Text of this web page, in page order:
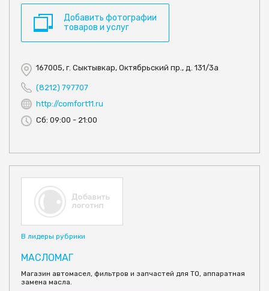
Добавить фотографии
товаров и услуг
167005, г. Сыктывкар, Октябрьский пр., д. 131/3а
(8212) 797707
http://comfort11.ru
Сб: 09:00 - 21:00
В лидеры рубрики
МАСЛОМАГ
Магазин автомасел, фильтров и запчастей для ТО, аппаратная
замена масла.